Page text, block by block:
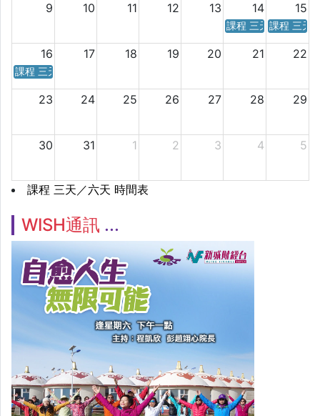
9 10 11 12 13 14 15
課程 三天／六天 時
課程 三天
16 17 18 19 20 21 22
課程 三天／六天 時間表
23 24 25 26 27 28 29
30 31 1 2 3 4 5
課程 三天／六天 時間表
WISH通訊